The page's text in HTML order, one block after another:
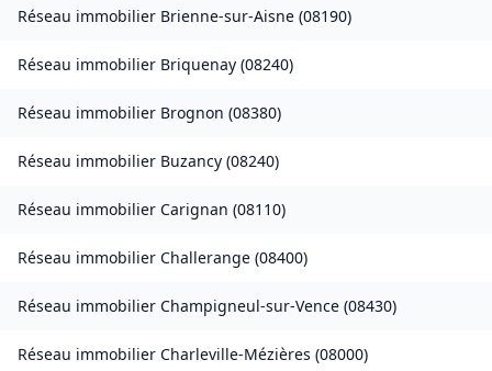
Réseau immobilier Brienne-sur-Aisne (08190)
Réseau immobilier Briquenay (08240)
Réseau immobilier Brognon (08380)
Réseau immobilier Buzancy (08240)
Réseau immobilier Carignan (08110)
Réseau immobilier Challerange (08400)
Réseau immobilier Champigneul-sur-Vence (08430)
Réseau immobilier Charleville-Mézières (08000)